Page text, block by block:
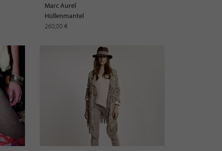
Marc Aurel
Hüllenmantel
260,00 €